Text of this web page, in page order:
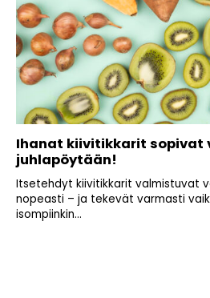
Ihanat kiivitikkarit sopivat
juhlapöytään!
Itsetehdyt kiivitikkarit valmistuvat
nopeasti – ja tekevät varmasti
isompiinkin...